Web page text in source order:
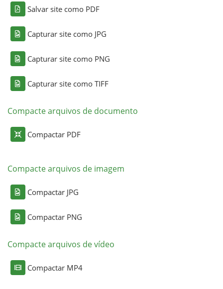
Salvar site como PDF
Capturar site como JPG
Capturar site como PNG
Capturar site como TIFF
Compacte arquivos de documento
Compactar PDF
Compacte arquivos de imagem
Compactar JPG
Compactar PNG
Compacte arquivos de vídeo
Compactar MP4